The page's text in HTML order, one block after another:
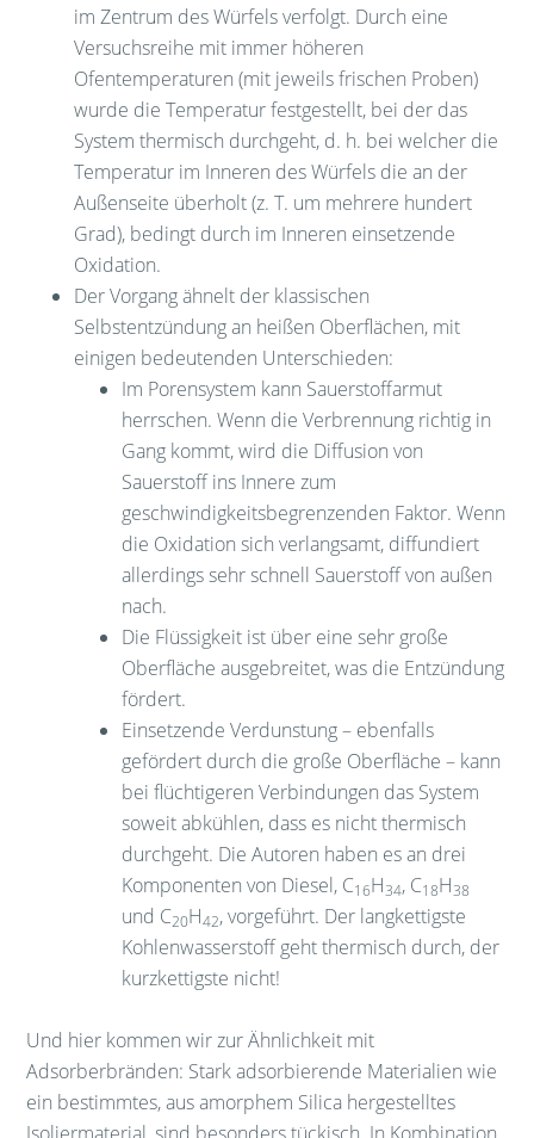
im Zentrum des Würfels verfolgt. Durch eine
Versuchsreihe mit immer höheren
Ofentemperaturen (mit jeweils frischen Proben)
wurde die Temperatur festgestellt, bei der das
System thermisch durchgeht, d. h. bei welcher die
Temperatur im Inneren des Würfels die an der
Außenseite überholt (z. T. um mehrere hundert
Grad), bedingt durch im Inneren einsetzende
Oxidation.
Der Vorgang ähnelt der klassischen
Selbstentzündung an heißen Oberflächen, mit
einigen bedeutenden Unterschieden:
Im Porensystem kann Sauerstoffarmut
herrschen. Wenn die Verbrennung richtig in
Gang kommt, wird die Diffusion von
Sauerstoff ins Innere zum
geschwindigkeitsbegrenzenden Faktor. Wenn
die Oxidation sich verlangsamt, diffundiert
allerdings sehr schnell Sauerstoff von außen
nach.
Die Flüssigkeit ist über eine sehr große
Oberfläche ausgebreitet, was die Entzündung
fördert.
Einsetzende Verdunstung – ebenfalls
gefördert durch die große Oberfläche – kann
bei flüchtigeren Verbindungen das System
soweit abkühlen, dass es nicht thermisch
durchgeht. Die Autoren haben es an drei
Komponenten von Diesel, C16H34, C18H38
und C20H42, vorgeführt. Der langkettigste
Kohlenwasserstoff geht thermisch durch, der
kurzkettigste nicht!
Und hier kommen wir zur Ähnlichkeit mit
Adsorberbränden: Stark adsorbierende Materialien wie
ein bestimmtes, aus amorphem Silica hergestelltes